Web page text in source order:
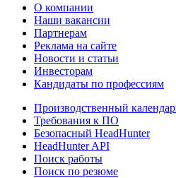
О компании
Наши вакансии
Партнерам
Реклама на сайте
Новости и статьи
Инвесторам
Кандидаты по профессиям
Производственный
Требования к ПО
Безопасный HeadHunter
HeadHunter API
Поиск работы
Поиск по резюме